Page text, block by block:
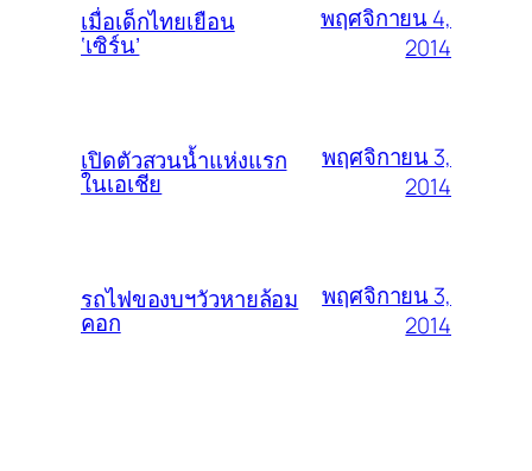
เมื่อเด็กไทยเยือน
‘เซิร์น’
พฤศจิกายน 4,
2014
เปิดตัวสวนน้ำแห่งแรก
ในเอเชีย
พฤศจิกายน 3,
2014
รถไฟของบฯวัวหายล้อม
คอก
พฤศจิกายน 3,
2014